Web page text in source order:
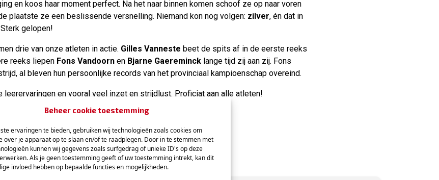
Beheer cookie toestemming
ervaringen te bieden, gebruiken wij technologieën zoals cookies om
over je apparaat op te slaan en/of te raadplegen. Door in te stemmen met
kunnen wij gegevens zoals surfgedrag of unieke ID's op deze
Als je geen toestemming geeft of uw toestemming intrekt, kan dit
invloed hebben op bepaalde functies en mogelijkheden.
en koos haar moment perfect. Na het naar binnen komen schoof ze op naar voren
plaatste ze een beslissende versnelling. Niemand kon nog volgen: zilver, én dat in
gelopen!
drie van onze atleten in actie. Gilles Vanneste beet de spits af in de eerste reeks
reeks liepen Fons Vandoornen Bjarne Gaeremincklange tijd zij aan zij. Fons
al bleven hun persoonlijke records van het provinciaal kampioenschap overeind.
en vooral veel inzet en strijdlust. Proficiat aan alle atleten!
: https://youtu.be/QhXzwT13cNU